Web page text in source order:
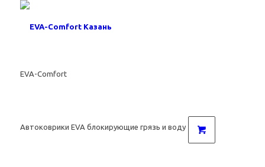
EVA-Comfort
Автоковрики EVA блокирующие грязь и воду